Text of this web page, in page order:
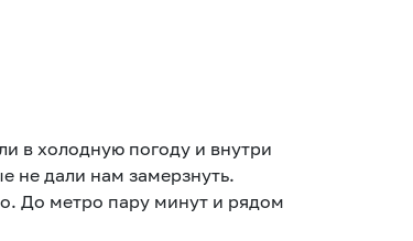
в холодную погоду и внутри
не дали нам замерзнуть.
До метро пару минут и рядом